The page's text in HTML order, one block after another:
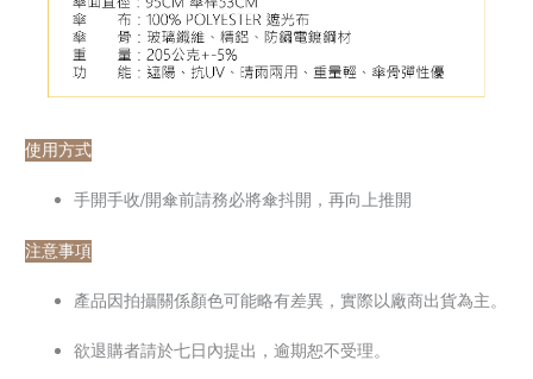
使用方式
手開手收/開傘前請務必將傘抖開，再向上推開
注意事項
產品因拍攝關係顏色可能略有差異，實際以廠商出貨為主。
欲退購者請於七日內提出，逾期恕不受理。